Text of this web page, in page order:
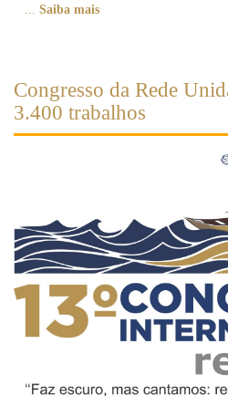
... Saiba mais
Congresso da Rede
3.400 trabalhos